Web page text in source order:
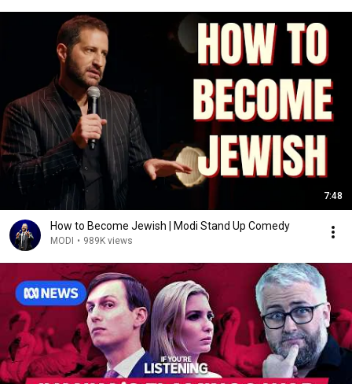
7:48
How to Become Jewish | Modi Stand Up Comedy
MODI • 989K views